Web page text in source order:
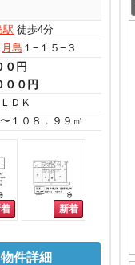
駅 徒歩4分
月島 １−１５−３
０円
００円
ＤＫ
１０８．９９㎡
物件詳細